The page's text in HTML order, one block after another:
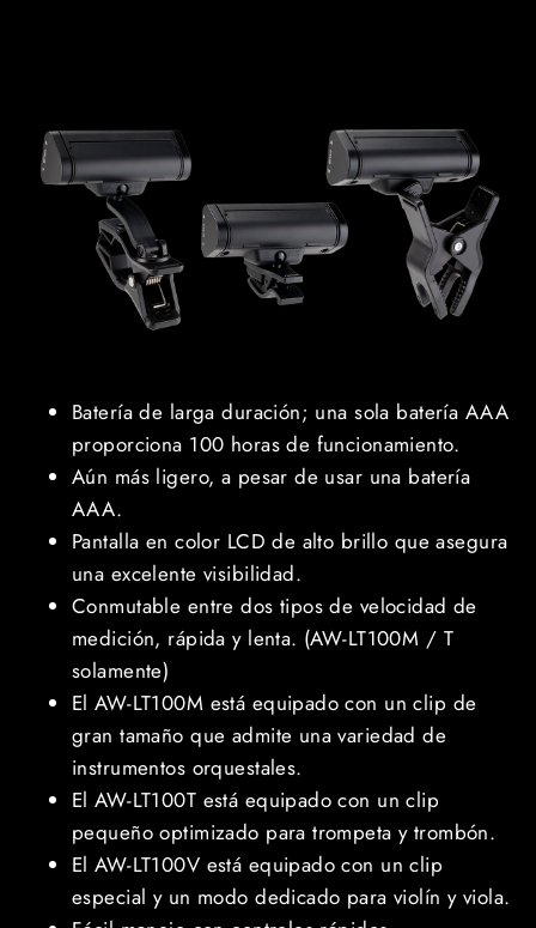
Batería de larga duración; una sola batería AAA
proporciona 100 horas de funcionamiento.
Aún más ligero, a pesar de usar una batería
AAA.
Pantalla en color LCD de alto brillo que asegura
una excelente visibilidad.
Conmutable entre dos tipos de velocidad de
medición, rápida y lenta. (AW-LT100M / T
solamente)
El AW-LT100M está equipado con un clip de
gran tamaño que admite una variedad de
instrumentos orquestales.
El AW-LT100T está equipado con un clip
pequeño optimizado para trompeta y trombón.
El AW-LT100V está equipado con un clip
especial y un modo dedicado para violín y viola.